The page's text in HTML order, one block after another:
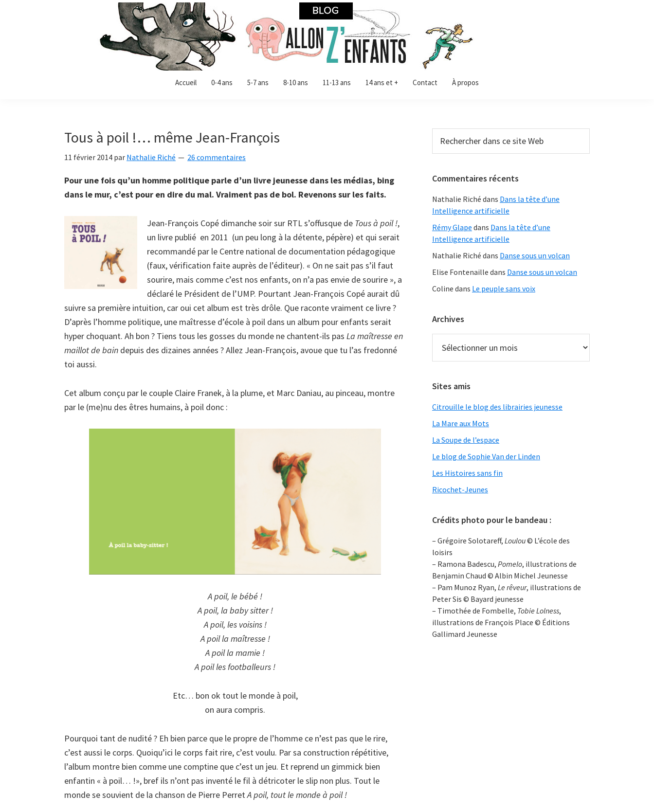
Accueil 0-4 ans 5-7 ans 8-10 ans 11-13 ans 14 ans et + Contact À propos
Tous à poil !… même Jean-François
11 février 2014 par Nathalie Riché 26 commentaires
Pour une fois qu’un homme politique parle d’un livre jeunesse dans les médias, bing
dans le mur, c’est pour en dire du mal. Vraiment pas de bol. Revenons sur les faits.
Jean-François Copé dimanche soir sur RTL s’offusque de Tous à poil !,
un livre publié en 2011 (un peu long à la détente, pépère) et qui serait
recommandé par le Centre national de documentation pédagogique
(faux, vérification faite auprès de l’éditeur). « On ne sait pas s’il faut
sourire, mais comme c’est nos enfants, on n’a pas envie de sourire », a
déclaré le Président de l’UMP. Pourtant Jean-François Copé aurait dû
suivre sa première intuition, car oui cet album est très drôle. Que raconte vraiment ce livre ?
D’après l’homme politique, une maîtresse d’école à poil dans un album pour enfants serait
hyper choquant. Ah bon ? Tiens tous les gosses du monde ne chantent-ils pas La maîtresse en
maillot de bain depuis des dizaines années ? Allez Jean-François, avoue que tu l’as fredonné
toi aussi.
Cet album conçu par le couple Claire Franek, à la plume, et Marc Daniau, au pinceau, montre
par le (me)nu des êtres humains, à poil donc :
A poil, le bébé !
A poil, la baby sitter !
A poil, les voisins !
A poil la maîtresse !
A poil la mamie !
A poil les footballeurs !
Etc… bon ok tout le monde à poil,
on aura compris.
Pourquoi tant de nudité ? Eh bien parce que le propre de l’homme ce n’est pas que le rire,
c’est aussi le corps. Quoiqu’ici le corps fait rire, c’est voulu. Par sa construction répétitive,
l’album montre bien comme une comptine que c’est un jeu. Et reprend un gimmick bien
enfantin « à poil… !», bref ils n’ont pas inventé le fil à détricoter le slip non plus. Tout le
monde se souvient de la chanson de Pierre PerretA poil, tout le monde à poil !
Barre
latérale
dans
Web
Commentaires récents
Nathalie Riché dans Dans la tête d’une
Intelligence artificielle
Rémy Glape dans Dans la tête d’une
Intelligence artificielle
Nathalie Riché dans Danse sous un volcan
Elise Fontenaille dans Danse sous un volcan
Coline dans Le peuple sans voix
Archives
Sites amis
Citrouille le blog des librairies jeunesse
La Mare aux Mots
La Soupe de l’espace
Le blog de Sophie Van der Linden
Les Histoires sans fin
Ricochet-Jeunes
Crédits photo pour le bandeau :
– Grégoire Solotareff, Loulou© L’école des
loisirs
– Ramona Badescu, Pomelo, illustrations de
Benjamin Chaud © Albin Michel Jeunesse
– Pam Munoz Ryan, Le rêveur, illustrations de
Peter Sis © Bayard jeunesse
– Timothée de Fombelle, Tobie Lolness,
illustrations de François Place © Éditions
Gallimard Jeunesse